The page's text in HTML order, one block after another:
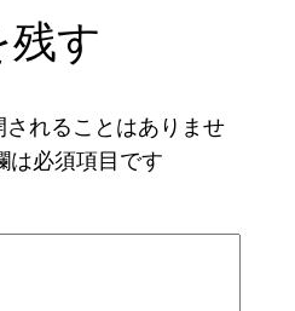
す
されることはありませ
は必須項目です